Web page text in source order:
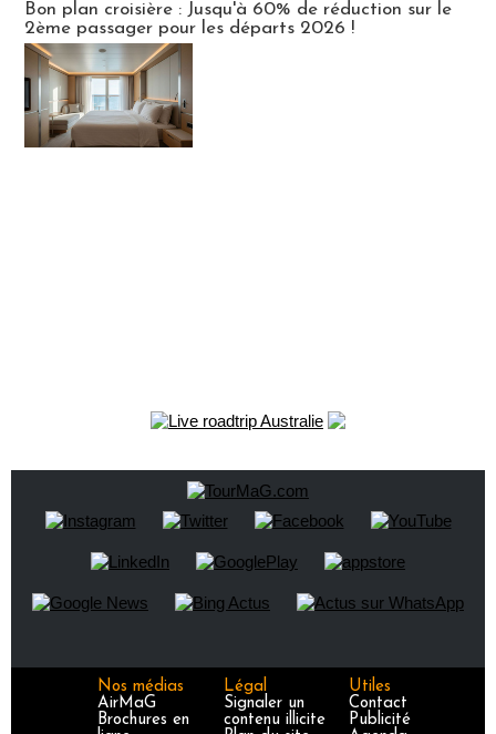
Bon plan croisière : Jusqu'à 60% de réduction sur le
2ème passager pour les départs 2026 !
Nos médias
AirMaG
Brochures en
Légal
Signaler un
contenu illicite
Utiles
Contact
Publicité